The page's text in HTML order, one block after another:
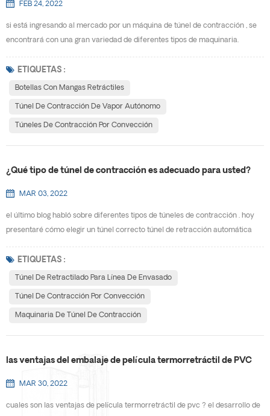
FEB 24, 2022
si está ingresando al mercado por un máquina de túnel de contracción , se
encontrará con una gran variedad de diferentes tipos de maquinaria.
de túnel de retractilado está diseñado para trabajar en aplicaciones
específicas. ¿Qué es exactamente un túnel de contracción? un túnel de
ETIQUETAS :
Botellas Con Mangas Retráctiles
Túnel De Contracción De Vapor Autónomo
Túneles De Contracción Por Convección
¿Qué tipo de túnel de contracción es adecuado para usted?
MAR 03, 2022
el último blog habló sobre diferentes tipos de túneles de contracción . hoy
presentaré cómo elegir un túnel correcto túnel de retracción automática
responder algunas preguntas usted mismo. aquí hay algunos elementos a
tener en cuenta al tratar de averiguar qué tipo de túnel de contracción es el
ETIQUETAS :
Túnel De Retractilado Para Línea De Envasado
Túnel De Contracción Por Convección
Maquinaria De Túnel De Contracción
las ventajas del embalaje de película termorretráctil de PVC
MAR 30, 2022
cuales son las ventajas de película termorretráctil de pvc ? el desarrollo de